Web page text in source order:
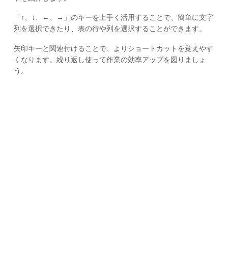
「↑、↓、←、→」のキーを上手く活用することで、簡単に文字
列を選択できたり、表の行や列を選択することができます。
矢印キーと関連付けることで、よりショートカットを覚えやす
くなります。繰り返し使って作業の効率アップを図りましょ
う。